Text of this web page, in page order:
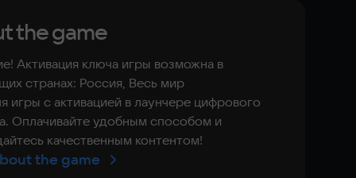
the game
Активация ключа игры возможна в
странах: Россия, Весь мир
игры с активацией в лаунчере цифрового
Оплачивайте удобным способом и
качественным контентом!
the game